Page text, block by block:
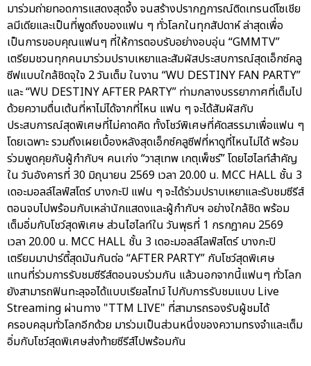
มาร่วมถ่ายทอดการแสดงสุดจึ้ง จนสร้างปรากฏการณ์ติดเทรนด์โซเชีย
ลมีเดียและเป็นที่พูดถึงของแฟน ๆ ทั่วโลกในทุกสัปดาห์ ล่าสุดเพื่อ
เป็นการขอบคุณแฟนๆ ที่ให้การตอบรับอย่างอบอุ่น “GMMTV”
เตรียมชวนทุกคนมาร่วมปราบเหยาและสัมผัสประสบการณ์สุดเอ็กซ์คลู
ซีฟแบบใกล้ชิดจุใจ 2 วันเต็ม ในงาน “WU DESTINY FAN PARTY”
และ “WU DESTINY AFTER PARTY” ท่ามกลางบรรยากาศที่เต็มไป
ด้วยความตื่นเต้นที่หาไม่ได้จากที่ไหน แฟน ๆ จะได้สัมผัสกับ
ประสบการณ์สุดพิเศษที่ไม่คาดคิด ทั้งโชว์พิเศษที่คัดสรรมาเพื่อแฟน ๆ
โดยเฉพาะ รวมถึงเผยเบื้องหลังสุดเอ็กซ์คลูซีฟที่หาดูที่ไหนไม่ได้ พร้อม
ร่วมพูดคุยกับผู้กำกับฯ คนเก่ง “วาสุเทพ เกตุเพ็ชร์” โดยไฮไลท์สำคัญ
ใน วันอังคารที่ 30 มิถุนายน 2569 เวลา 20.00 น. MCC HALL ชั้น 3
เดอะมอลล์ไลฟ์สโตร์ บางกะปิ แฟน ๆ จะได้ร่วมปราบเหยาและรับชมซีรีส์
ตอนจบไปพร้อมกับเหล่านักแสดงและผู้กำกับฯ อย่างใกล้ชิด พร้อม
เต็มอิ่มกับโชว์สุดพิเศษ ส่วนไฮไลท์ใน วันพุธที่ 1 กรกฎาคม 2569
เวลา 20.00 น. MCC HALL ชั้น 3 เดอะมอลล์ไลฟ์สโตร์ บางกะปิ
เตรียมมาปาร์ตี้สุดมันกันต่อ “AFTER PARTY” กับโชว์สุดพิเศษ
แทนที่ร่วมการรับชมซีรีส์ตอนจบร่วมกัน แล้วนอกจากนี้แฟนๆ ทั่วโลก
ยังสามารถฟินทะลุจอได้แบบเรียลไทม์ ไปกับการรับชมแบบ Live
Streaming ผ่านทาง "TTM LIVE" ที่สามารถรองรับผู้ชมได้
ครอบคลุมทั่วโลกอีกด้วย มาร่วมเป็นส่วนหนึ่งของความทรงจำและเต็ม
อิ่มกับโชว์สุดพิเศษส่งท้ายซีรีส์ไปพร้อมกัน